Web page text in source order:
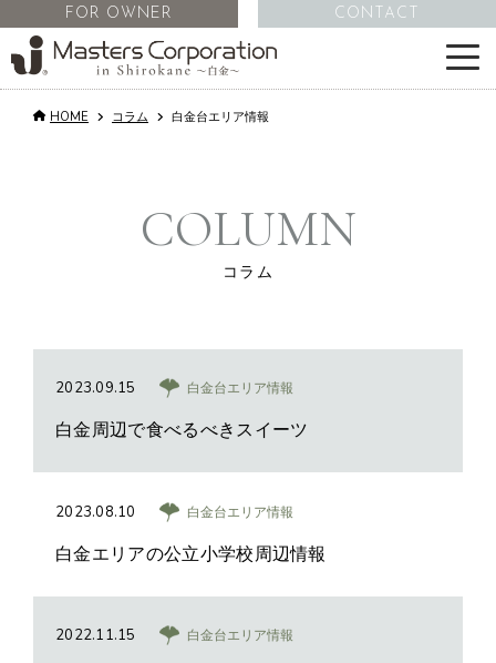
サービス
採用情報
FOR OWNER CONTACT
HOME コラム 白金台エリア情報
COLUMN
コラム
2023.09.15 白金台エリア情報
白金周辺で食べるべきスイーツ
2023.08.10 白金台エリア情報
白金エリアの公立小学校周辺情報
2022.11.15 白金台エリア情報